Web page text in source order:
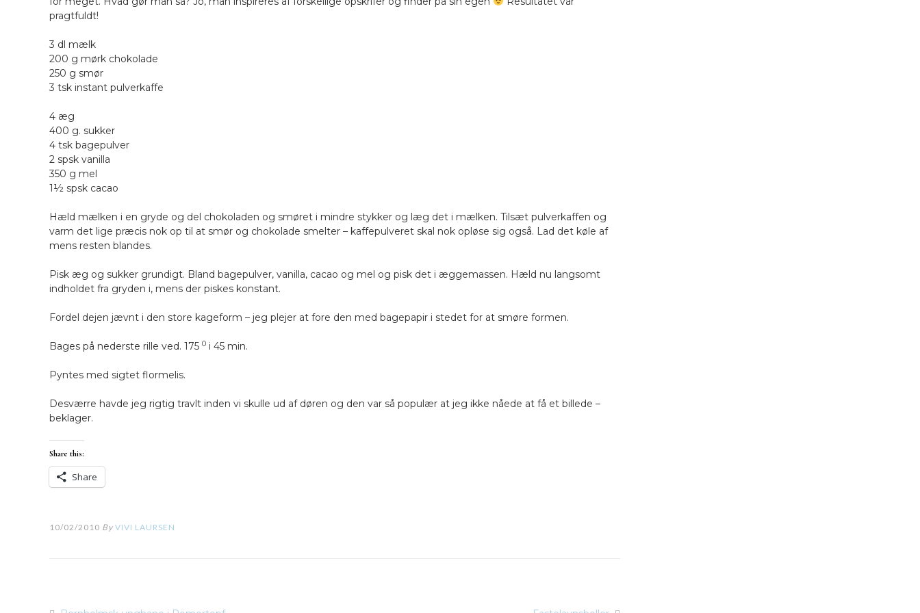
pragtfuldt!
3 dl mælk
200 g mørk chokolade
250 g smør
3 tsk instant pulverkaffe
4 æg
400 g. sukker
4 tsk bagepulver
2 spsk vanilla
350 g mel
1½ spsk cacao
Hæld mælken i en gryde og del chokoladen og smøret i mindre stykker og læg det i mælken. Tilsæt pulverkaffen og
varm det lige præcis nok op til at smør og chokolade smelter – kaffepulveret skal nok opløse sig også. Lad det køle af
mens resten blandes.
Pisk æg og sukker grundigt. Bland bagepulver, vanilla, cacao og mel og pisk det i æggemassen. Hæld nu langsomt
indholdet fra gryden i, mens der piskes konstant.
Fordel dejen jævnt i den store kageform – jeg plejer at fore den med bagepapir i stedet for at smøre formen.
Bages på nederste rille ved. 175 0 i 45 min.
Pyntes med sigtet flormelis.
Desværre havde jeg rigtig travlt inden vi skulle ud af døren og den var så populær at jeg ikke nåede at få et billede –
beklager.
Share this:
Share
10/02/2010 By VIVI LAURSEN